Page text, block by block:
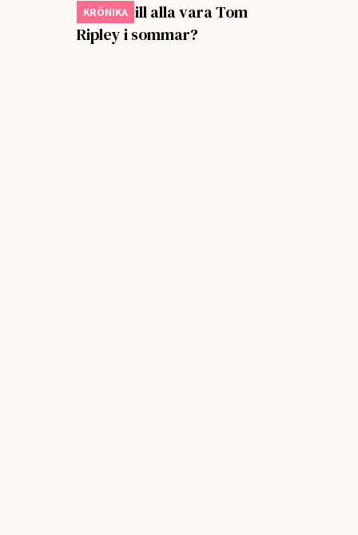
KRÖNIKA
Varför vill alla vara Tom
Ripley i sommar?